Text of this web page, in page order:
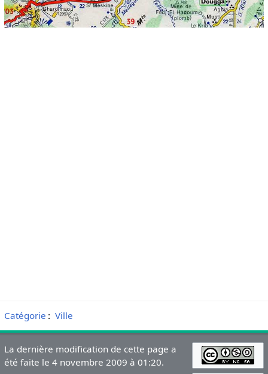
Catégorie : Ville
La dernière modification de cette page a
été faite le 4 novembre 2009 à 01:20.